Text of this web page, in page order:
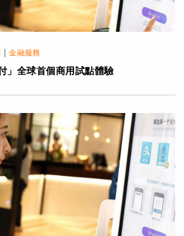
| 金融服務
」全球首個商用試點體驗